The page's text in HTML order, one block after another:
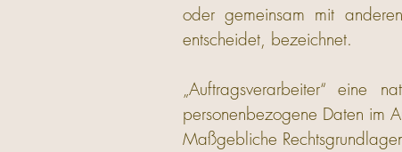
oder gemeinsam mit
entscheidet, bezeichnet.
„Auftragsverarbeiter“ eine
personenbezogene Daten im
Maßgebliche